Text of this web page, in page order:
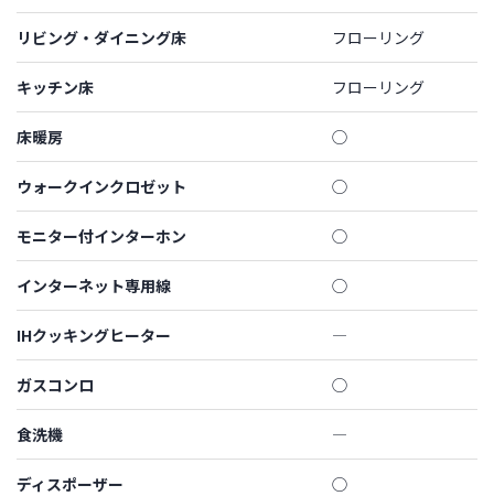
リビング・ダイニング床 フローリング
キッチン床 フローリング
床暖房 ◯
ウォークインクロゼット ◯
モニター付インターホン ◯
インターネット専用線 ◯
IHクッキングヒーター ―
ガスコンロ ◯
食洗機 ―
ディスポーザー ◯